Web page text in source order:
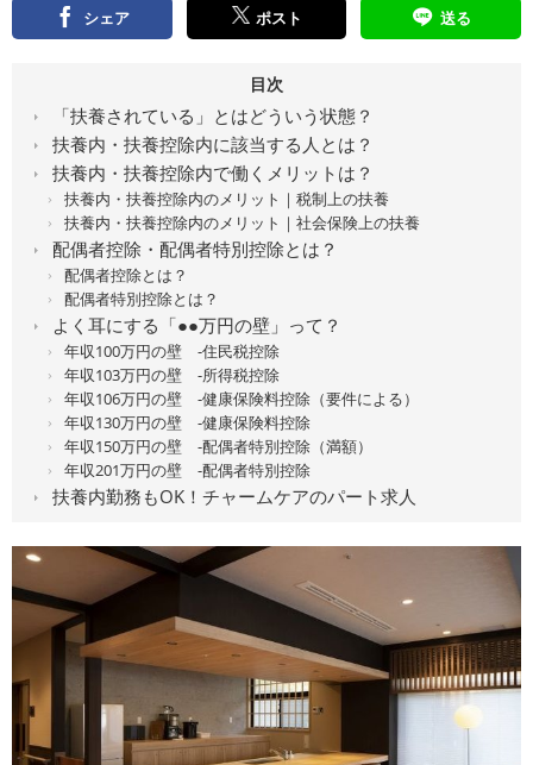
シェア ポスト 送る
目次
「扶養されている」とはどういう状態？
扶養内・扶養控除内に該当する人とは？
扶養内・扶養控除内で働くメリットは？
扶養内・扶養控除内のメリット｜税制上の扶養
扶養内・扶養控除内のメリット｜社会保険上の扶養
配偶者控除・配偶者特別控除とは？
配偶者控除とは？
配偶者特別控除とは？
よく耳にする「●●万円の壁」って？
年収100万円の壁 -住民税控除
年収103万円の壁 -所得税控除
年収106万円の壁 -健康保険料控除（要件による）
年収130万円の壁 -健康保険料控除
年収150万円の壁 -配偶者特別控除（満額）
年収201万円の壁 -配偶者特別控除
扶養内勤務もOK！チャームケアのパート求人